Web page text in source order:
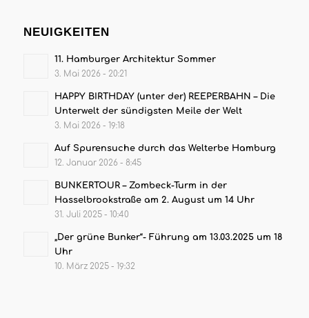
NEUIGKEITEN
11. Hamburger Architektur Sommer
3. Mai 2026 - 20:21
HAPPY BIRTHDAY (unter der) REEPERBAHN – Die
Unterwelt der sündigsten Meile der Welt
3. Mai 2026 - 19:18
Auf Spurensuche durch das Welterbe Hamburg
12. Januar 2026 - 8:45
BUNKERTOUR – Zombeck-Turm in der
Hasselbrookstraße am 2. August um 14 Uhr
31. Juli 2025 - 10:40
„Der grüne Bunker“- Führung am 13.03.2025 um 18
Uhr
10. März 2025 - 19:32